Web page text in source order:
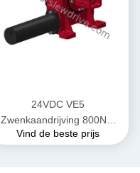
24VDC VE5
Zwenkaandrijving 800Nm
Koppel voor
Vind de beste prijs